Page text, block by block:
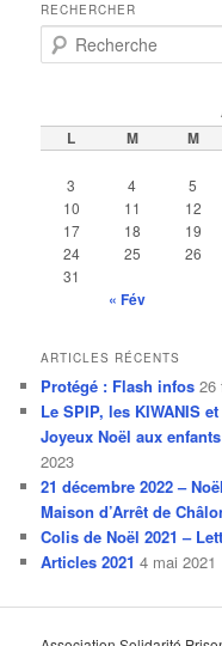
RECHERCHER
e
e
r
L M M
3
4 5
10
11 12
17
18 19
24
25 26
31
« Fév
ARTICLES RÉCENTS
Protégé : Flash infos 26
Le SPIP, les KIWANIS
Joyeux Noël aux
2023
21 décembre 2022 –
Maison d’Arrêt de
Colis de Noël 2021 –
Articles 2021 4 mai 2021